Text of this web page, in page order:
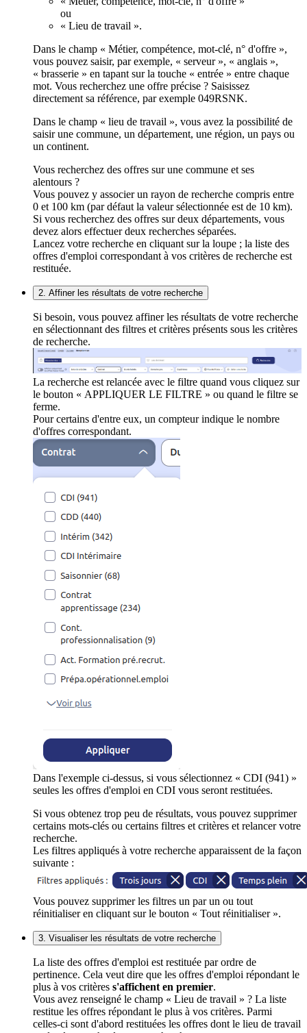
ou
« Lieu de travail ».
Dans le champ « Métier, compétence, mot-clé, n° d'offre »,
vous pouvez saisir, par exemple, « serveur », « anglais »,
« brasserie » en tapant sur la touche « entrée » entre chaque
mot. Vous recherchez une offre précise ? Saisissez
directement sa référence, par exemple 049RSNK.
Dans le champ « lieu de travail », vous avez la possibilité de
saisir une commune, un département, une région, un pays ou
un continent.
Vous recherchez des offres sur une commune et ses
alentours ?
Vous pouvez y associer un rayon de recherche compris entre
0 et 100 km (par défaut la valeur sélectionnée est de 10 km).
Si vous recherchez des offres sur deux départements, vous
devez alors effectuer deux recherches séparées.
Lancez votre recherche en cliquant sur la loupe ; la liste des
offres d'emploi correspondant à vos critères de recherche est
restituée.
2. Affiner les résultats de votre recherche
Si besoin, vous pouvez affiner les résultats de votre recherche
en sélectionnant des filtres et critères présents sous les critères
de recherche.
La recherche est relancée avec le filtre quand vous cliquez sur
le bouton « APPLIQUER LE FILTRE » ou quand le filtre se
ferme.
Pour certains d'entre eux, un compteur indique le nombre
d'offres correspondant.
Dans l'exemple ci-dessus, si vous sélectionnez « CDI (941) »
seules les offres d'emploi en CDI vous seront restituées.
Si vous obtenez trop peu de résultats, vous pouvez supprimer
certains mots-clés ou certains filtres et critères et relancer votre
recherche.
Les filtres appliqués à votre recherche apparaissent de la façon
suivante :
Vous pouvez supprimer les filtres un par un ou tout
réinitialiser en cliquant sur le bouton « Tout réinitialiser ».
3. Visualiser les résultats de votre recherche
La liste des offres d'emploi est restituée par ordre de
pertinence. Cela veut dire que les offres d'emploi répondant le
plus à vos critères s'affichent en premier.
Vous avez renseigné le champ « Lieu de travail » ? La liste
restitue les offres répondant le plus à vos critères. Parmi
celles-ci sont d'abord restituées les offres dont le lieu de travail